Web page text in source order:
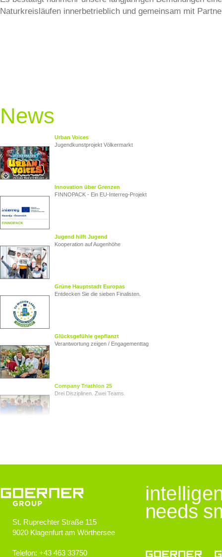
Naturkreisläufen innerbetrieblich und gemeinsam mit
News
Urban Voices
Jugendkunstprojekt Völkermarkt
Innovation über Grenzen
FINNOPACK - Ein EU‑Interreg‑Projekt
Jugend hilft Jugend
Kooperation auf Augenhöhe
Grüne Hauptstadt Europas
Entdecken Sie die sieben Finalisten.
Glücksgefühle gepflanzt
Verantwortung zeigen / Engagementtag
Company Triathlon 25
Drei Disziplinen. Zwei Teams.
Goerner Group unterstützt JUNO
GOERNER Group supportet
St. Ruprechter Straße 115
9020 Klagenfurt am Wörthersee
Telefon: +43 463 33750
needs